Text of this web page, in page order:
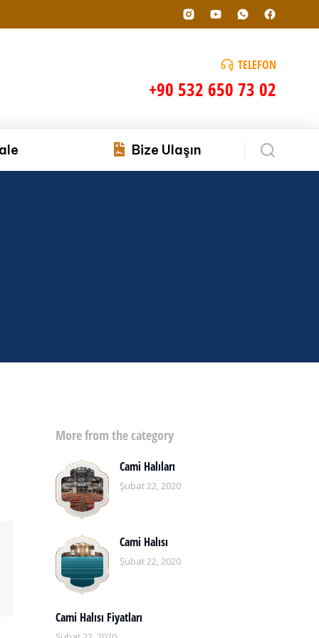
TELEFON
+90 532 650 73 02
Bize Ulaşın
More from the category
Cami Halıları
Şubat 22, 2020
Cami Halısı
Şubat 22, 2020
Cami Halısı Fiyatları